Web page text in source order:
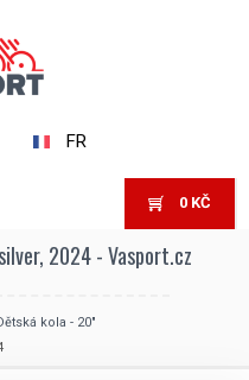
FR
0 KČ
2024 - Vasport.cz
kola - 20"